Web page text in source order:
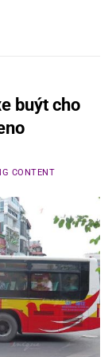
buýt cho
CONTENT